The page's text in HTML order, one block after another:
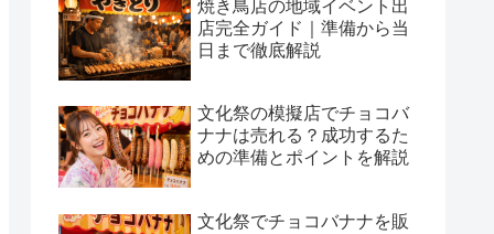
焼き鳥店の地域イベント出
店完全ガイド｜準備から当
日まで徹底解説
文化祭の模擬店でチョコバ
ナナは売れる？成功するた
めの準備とポイントを解説
文化祭でチョコバナナを販